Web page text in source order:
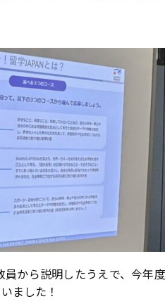
員から説明したうえで、今年
ました！